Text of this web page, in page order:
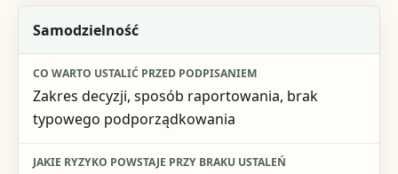
Samodzielność
Zakres decyzji, sposób raportowania, brak
typowego podporządkowania